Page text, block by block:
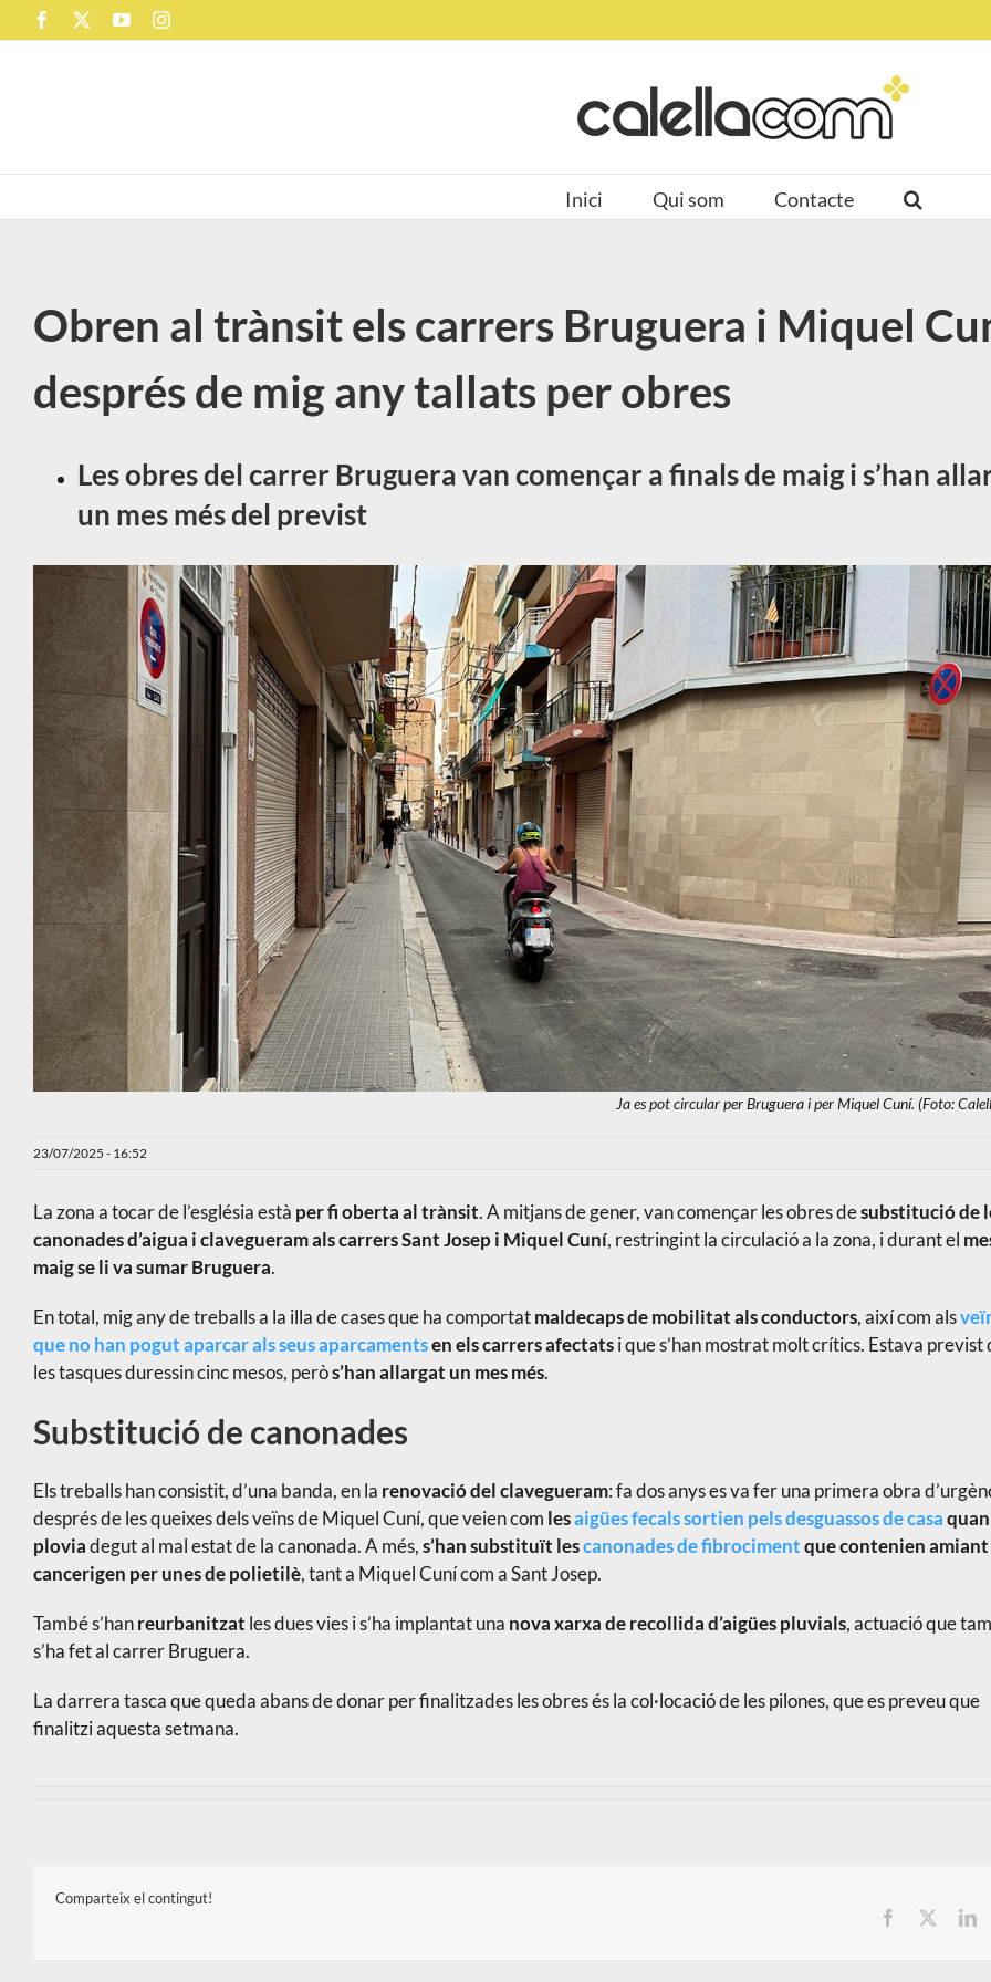
to
Facebook YouTubeInstagram
Inici Qui som Contacte
Obren al trànsit els carrers Bruguera i Miquel
després de mig any tallats per obres
Les obres del carrer Bruguera van començar a finals de maig i s’han
un mes més del previst
Ja es pot circular per Bruguera i per Miquel Cuní. (Foto:
23/07/2025 - 16:52
La zona a tocar de l’església està per fi oberta al trànsit. A mitjans de gener, van començar les obres desubstitució de
canonades d’aigua i clavegueram als carrers Sant Josep i Miquel Cuní, restringint la circulació a la zona, i durant el
maig se li va sumar Bruguera.
En total, mig any de treballs a la illa de cases que ha comportatmaldecaps de mobilitat als conductors, així com als
que no han pogut aparcar als seus aparcamentsen els carrers afectatsi que s’han mostrat molt crítics. Estava previst
les tasques duressin cinc mesos, peròs’han allargat un mes més.
Substitució de canonades
Els treballs han consistit, d’una banda, en la renovació del clavegueram: fa dos anys es va fer una primera obra
després de les queixes dels veïns de Miquel Cuní, que veien com lesaigües fecals sortien pels desguassos de casaquan
ploviadegut al mal estat de la canonada. A més,s’han substituït lescanonades de fibrocimentque contenien amiant
cancerigen per unes de polietilè, tant a Miquel Cuní com a Sant Josep.
També s’hanreurbanitzat les dues vies i s’ha implantat una nova xarxa de recollida d’aigües pluvials, actuació que
s’ha fet al carrer Bruguera.
La darrera tasca que queda abans de donar per finalitzades les obres és la col·locació de les pilones, que es preveu que
finalitzi aquesta setmana.
Comparteix el contingut!
Facebook